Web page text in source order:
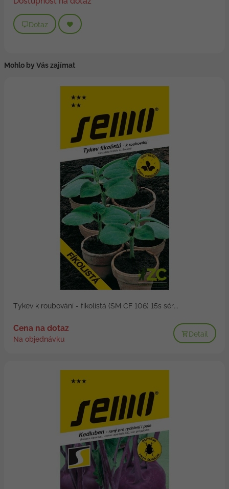
Dotaz
Mohlo by Vás zajímat
Tykev k roubování - fíkolistá (SM CF 106) 15s sér...
Cena na dotaz
Na objednávku
Detail